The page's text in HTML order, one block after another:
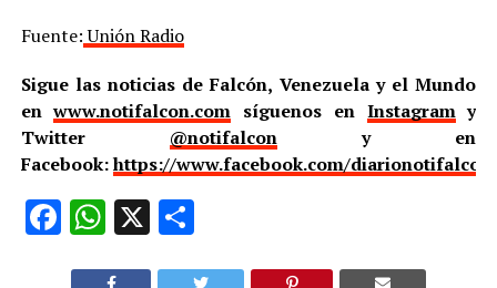
Fuente:Unión Radio
Sigue las noticias de Falcón, Venezuela y el Mundo
enwww.notifalcon.com síguenos en Instagramy
Twitter @notifalcony en
Facebook:https://www.facebook.com/
Facebook
WhatsApp
X Compartir